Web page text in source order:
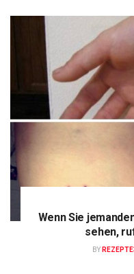
Wenn Sie
sehen,
BY